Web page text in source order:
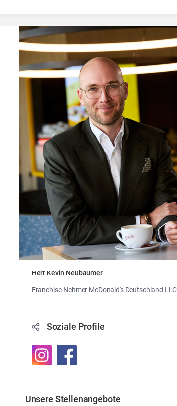
Herr Kevin Neubaumer
Franchise-Nehmer McDonald's Deutschland LLC
Soziale Profile
Unsere Stellenangebote